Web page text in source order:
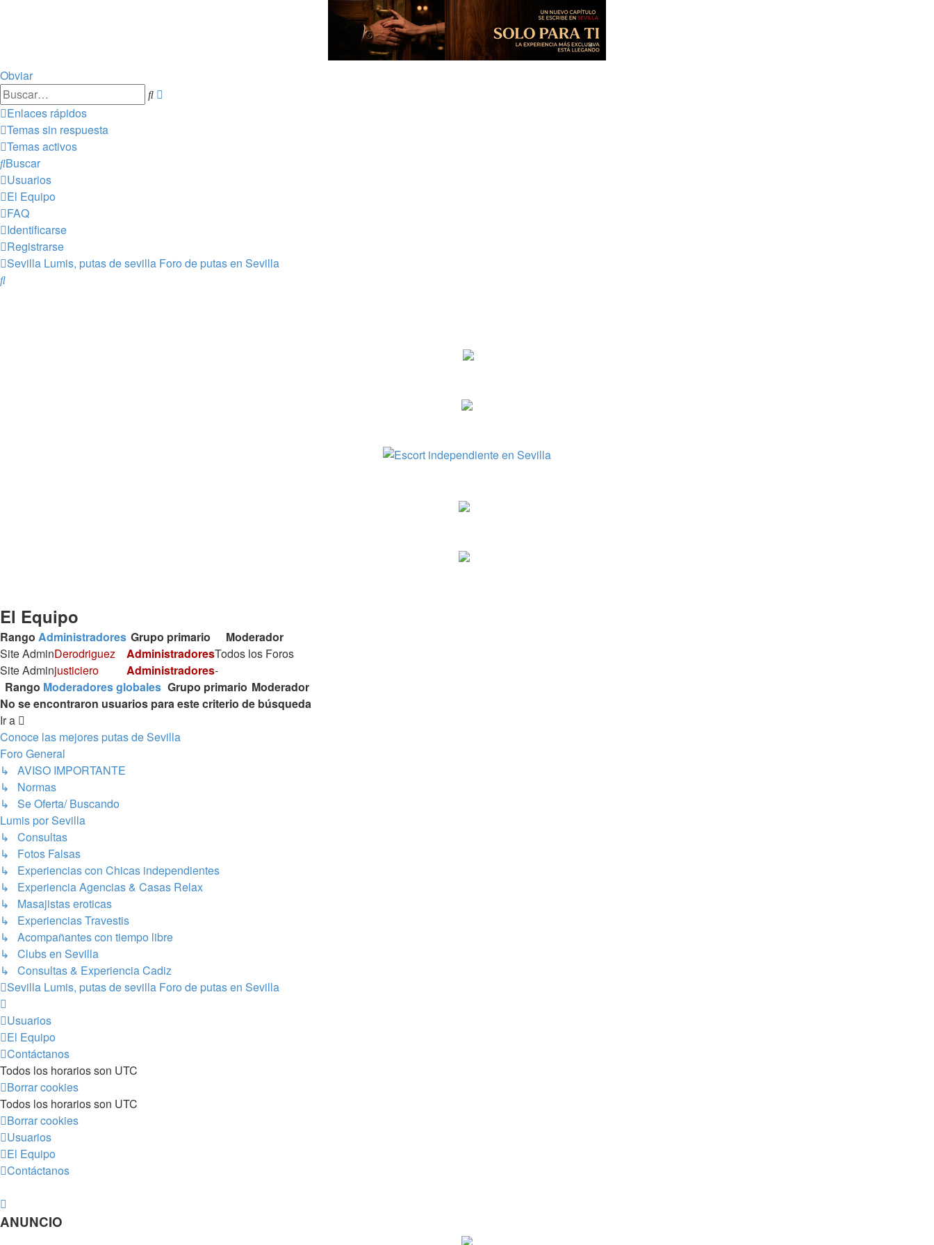
Obviar
Buscar
Enlaces rápidos
Temas sin respuesta
Temas activos
Buscar
Usuarios
El Equipo
FAQ
Identificarse
Registrarse
Sevilla Lumis, putas de sevilla Foro de putas en Sevilla
Buscar
El Equipo
Rango Administradores Grupo primario
Moderador
Site AdminDerodriguez AdministradoresTodos los Foros
Site Adminjusticiero Administradores-
Rango Moderadores globales Grupo primario Moderador
No se encontraron usuarios para este criterio de búsqueda
Ir a
Conoce las mejores putas de Sevilla
Foro General
↳ AVISO IMPORTANTE
↳ Normas
↳ Se Oferta/ Buscando
Lumis por Sevilla
↳ Consultas
↳ Fotos Falsas
↳ Experiencias con Chicas independientes
↳ Experiencia Agencias & Casas Relax
↳ Masajistas eroticas
↳ Experiencias Travestis
↳ Acompañantes con tiempo libre
↳ Clubs en Sevilla
↳ Consultas & Experiencia Cadiz
Sevilla Lumis, putas de sevilla Foro de putas en Sevilla
Usuarios
El Equipo
Contáctanos
Todos los horarios son UTC
Borrar cookies
Todos los horarios son UTC
Borrar cookies
Usuarios
El Equipo
Contáctanos
ANUNCIO